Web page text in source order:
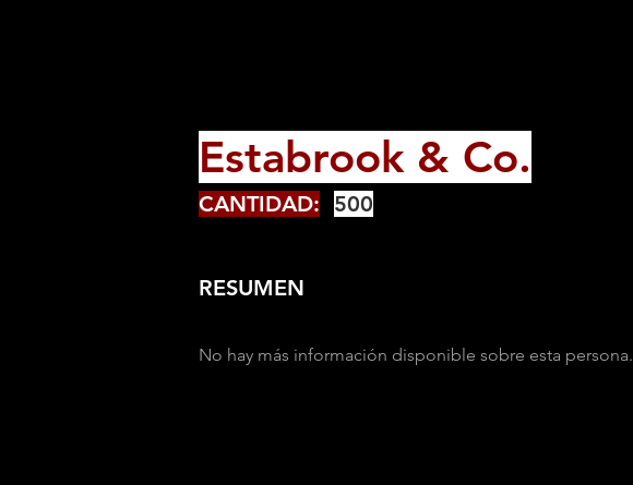
Estabrook & Co.
CANTIDAD: 500
RESUMEN
No hay más información disponible sobre esta persona.